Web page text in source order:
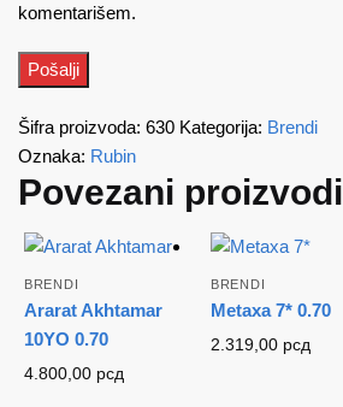
komentarišem.
Šifra proizvoda: 630 Kategorija: Brendi
Oznaka: Rubin
Povezani proizvodi
BRENDI
Ararat Akhtamar
10YO 0.70
4.800,00 рсд
BRENDI
Metaxa 7* 0.70
2.319,00 рсд